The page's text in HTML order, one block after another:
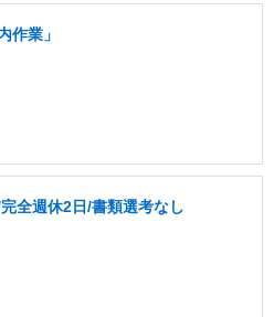
作業」
全週休2日/書類選考なし